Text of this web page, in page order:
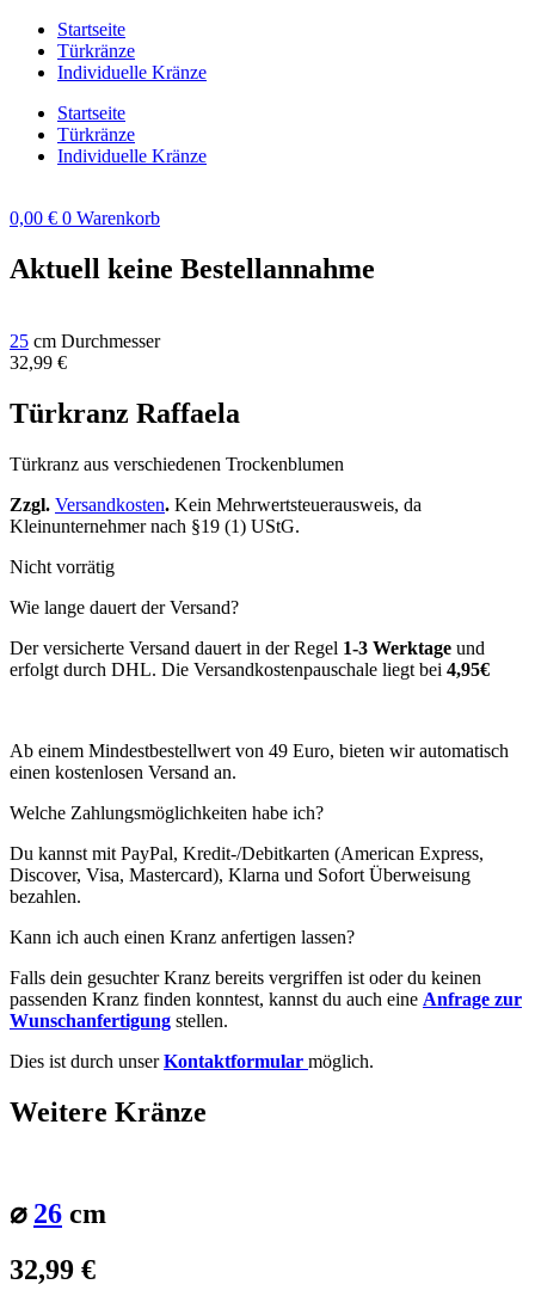
Zum
Inhalt
springen
Startseite
Türkränze
Individuelle Kränze
Startseite
Türkränze
Individuelle Kränze
0,00 € 0 Warenkorb
Aktuell keine Bestellannahme
25 cm Durchmesser
32,99 €
Türkranz Raffaela
Türkranz aus verschiedenen Trockenblumen
Zzgl. Versandkosten. Kein Mehrwertsteuerausweis, da
Kleinunternehmer nach §19 (1) UStG.
Nicht vorrätig
Wie lange dauert der Versand?
Der versicherte Versand dauert in der Regel 1-3 Werktage und
erfolgt durch DHL. Die Versandkostenpauschale liegt bei 4,95€
Ab einem Mindestbestellwert von 49 Euro, bieten wir automatisch
einen kostenlosen Versand an.
Welche Zahlungsmöglichkeiten habe ich?
Du kannst mit PayPal, Kredit-/Debitkarten (American Express,
Discover, Visa, Mastercard), Klarna und Sofort Überweisung
bezahlen.
Kann ich auch einen Kranz anfertigen lassen?
Falls dein gesuchter Kranz bereits vergriffen ist oder du keinen
passenden Kranz finden konntest, kannst du auch eine Anfrage zur
Wunschanfertigung stellen.
Dies ist durch unserKontaktformular möglich.
Weitere Kränze
⌀ 26 cm
32,99 €